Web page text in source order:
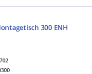
300 ENH